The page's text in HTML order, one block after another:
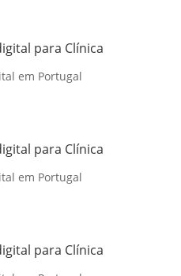
para Clínica
em Portugal
para Clínica
em Portugal
para Clínica